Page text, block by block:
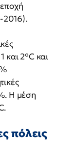
2016).
και 2°C και
Η μέση
πόλεις